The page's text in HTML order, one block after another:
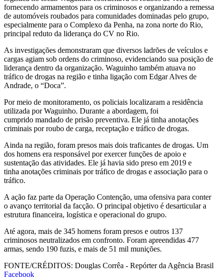
fornecendo armamentos para os criminosos e organizando a remessa
de automóveis roubados para comunidades dominadas pelo grupo,
especialmente para o Complexo da Penha, na zona norte do Rio,
principal reduto da liderança do CV no Rio.
As investigações demonstraram que diversos ladrões de veículos e
cargas agiam sob ordens do criminoso, evidenciando sua posição de
liderança dentro da organização. Waguinho também atuava no
tráfico de drogas na região e tinha ligação com Edgar Alves de
Andrade, o “Doca”.
Por meio de monitoramento, os policiais localizaram a residência
utilizada por Waguinho. Durante a abordagem, foi
cumprido mandado de prisão preventiva. Ele já tinha anotações
criminais por roubo de carga, receptação e tráfico de drogas.
Ainda na região, foram presos mais dois traficantes de drogas. Um
dos homens era responsável por exercer funções de apoio e
sustentação das atividades. Ele já havia sido preso em 2019 e
tinha anotações criminais por tráfico de drogas e associação para o
tráfico.
A ação faz parte da Operação Contenção, uma ofensiva para conter
o avanço territorial da facção. O principal objetivo é desarticular a
estrutura financeira, logística e operacional do grupo.
Até agora, mais de 345 homens foram presos e outros 137
criminosos neutralizados em confronto. Foram apreendidas 477
armas, sendo 190 fuzis, e mais de 51 mil munições.
FONTE/CRÉDITOS: Douglas Corrêa - Repórter da Agência Brasil
Facebook